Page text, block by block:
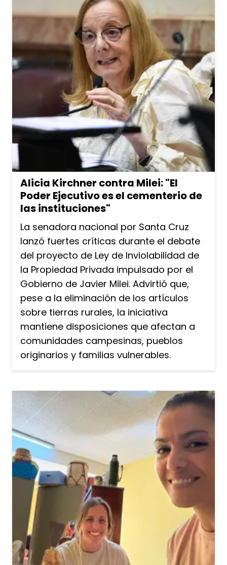
Alicia Kirchner contra Milei: "El
Poder Ejecutivo es el cementerio de
las instituciones"
La senadora nacional por Santa Cruz
lanzó fuertes críticas durante el debate
del proyecto de Ley de Inviolabilidad de
la Propiedad Privada impulsado por el
Gobierno de Javier Milei. Advirtió que,
pese a la eliminación de los artículos
sobre tierras rurales, la iniciativa
mantiene disposiciones que afectan a
comunidades campesinas, pueblos
originarios y familias vulnerables.